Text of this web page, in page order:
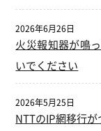
火災報知器が鳴
いでください
2026年6月26日
NTTのIP網移行
2026年5月25日